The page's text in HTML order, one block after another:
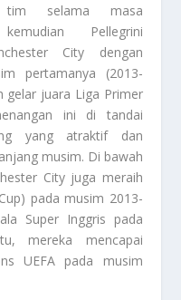
tim selama masa
Pellegrini
City dengan
pertamanya (2013-
gelar juara Liga Primer
ini di tandai
yang atraktif dan
musim. Di bawah
City juga meraih
pada musim 2013-
Super Inggris pada
mereka mencapai
UEFA pada musim